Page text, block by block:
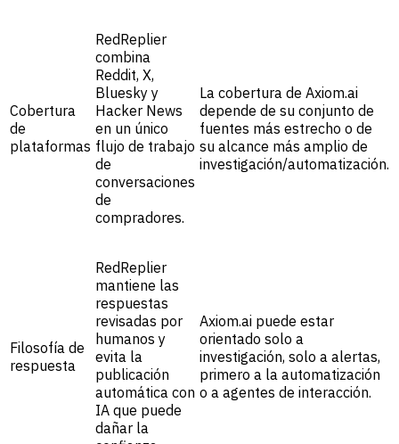
Cobertura
de
plataformas
RedReplier
combina
Reddit, X,
Bluesky y
Hacker News
en un único
flujo de trabajo
de
conversaciones
de
compradores.
La cobertura de Axiom.ai
depende de su conjunto de
fuentes más estrecho o de
su alcance más amplio de
investigación/automatización.
Filosofía de
respuesta
RedReplier
mantiene las
respuestas
revisadas por
humanos y
evita la
publicación
automática con
IA que puede
dañar la
Axiom.ai puede estar
orientado solo a
investigación, solo a alertas,
primero a la automatización
o a agentes de interacción.